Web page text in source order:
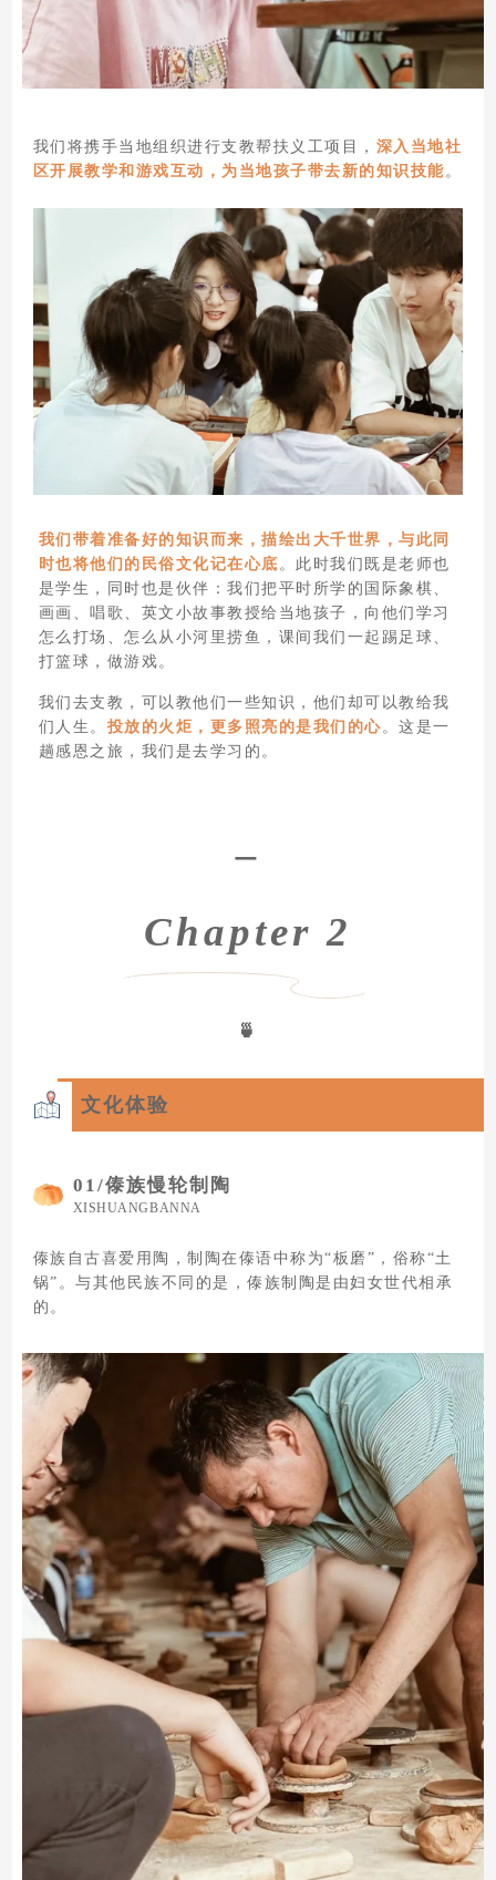
我们将携手当地组织进行支教帮扶义工项目， 深入当地社
区开展教学和游戏互动，为当地孩子带去新的知识技能。
我们带着准备好的知识而来，描绘出大千世界，与此同
时也将他们的民俗文化记在心底 。此时我们既是老师也
是学生，同时也是伙伴：我们把平时所学的国际象棋、
画画、唱歌、英文小故事教授给当地孩子，向他们学习
怎么打场、怎么从小河里捞鱼，课间我们一起踢足球、
打篮球，做游戏。
我们去支教，可以教他们一些知识，他们却可以教给我
们人生。 投放的火炬，更多照亮的是我们的心。这是一
趟感恩之旅，我们是去学习的。
–
Chapter 2
🍵
文化体验
01/傣族慢轮制陶
XISHUANGBANNA
傣族自古喜爱用陶，制陶在傣语中称为“板磨”，俗称“土
锅”。与其他民族不同的是，傣族制陶是由妇女世代相承
的。